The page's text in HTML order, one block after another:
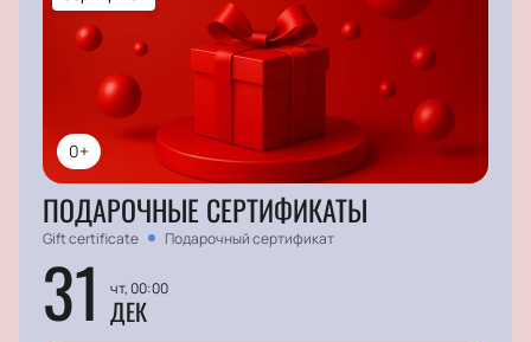
0+
ПОДАРОЧНЫЕ СЕРТИФИКАТЫ
Gift certificate Подарочный сертификат
31 чт, 00:00
ДЕК